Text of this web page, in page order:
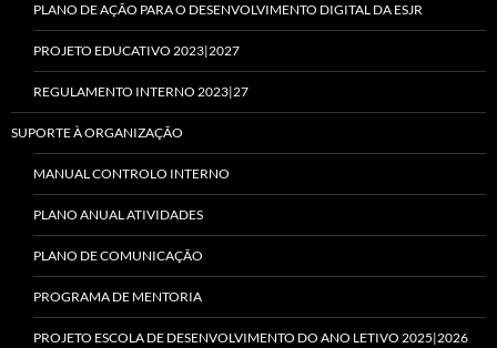
PLANO DE AÇÃO PARA O DESENVOLVIMENTO DIGITAL DA ESJR
PROJETO EDUCATIVO 2023|2027
REGULAMENTO INTERNO 2023|27
SUPORTE À ORGANIZAÇÃO
MANUAL CONTROLO INTERNO
PLANO ANUAL ATIVIDADES
PLANO DE COMUNICAÇÃO
PROGRAMA DE MENTORIA
PROJETO ESCOLA DE DESENVOLVIMENTO DO ANO LETIVO 2025|2026